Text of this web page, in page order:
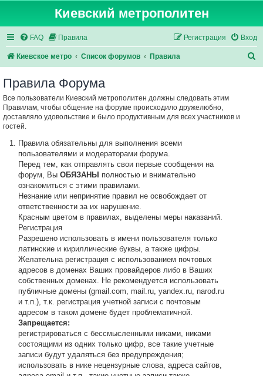
Киевский метрополитен
FAQ Правила Вход
Регистрация
Киевское метро Список форумов Правила
Правила Форума
Все пользователи Киевский метрополитен должны следовать этим
Правилам, чтобы общение на форуме происходило дружелюбно,
доставляло удовольствие и было продуктивным для всех участников и
гостей.
Правила обязательны для выполнения всеми
пользователями и модераторами форума.
Перед тем, как отправлять свои первые сообщения на
форум, ВыОБЯЗАНЫ полностью и внимательно
ознакомиться с этими правилами.
Незнание или непринятие правил не освобождает от
ответственности за их нарушение.
Красным цветом в правилах, выделены меры наказаний.
Регистрация
Разрешено использовать в имени пользователя только
латинские и кириллические буквы, а также цифры.
Желательна регистрация с использованием почтовых
адресов в доменах Ваших провайдеров либо в Ваших
собственных доменах. Не рекомендуется использовать
публичные домены (gmail.com, mail.ru, yandex.ru, narod.ru
и т.п.), т.к. регистрация учетной записи с почтовым
адресом в таком домене будет проблематичной.
Запрещается:
регистрироваться с бессмысленными никами, никами
состоящими из одних только цифр, все такие учетные
записи будут удаляться без предупреждения;
использовать в нике нецензурные слова, адреса сайтов,